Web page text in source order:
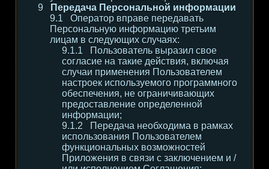
Передача Персональной информации
Оператор вправе передавать
Персональную информацию третьим
лицам в следующих случаях:
Пользователь выразил свое
согласие на такие действия, включая
случаи применения Пользователем
настроек используемого программного
обеспечения, не ограничивающих
предоставление определенной
информации;
Передача необходима в рамках
использования Пользователем
функциональных возможностей
Приложения в связи с заключением и /